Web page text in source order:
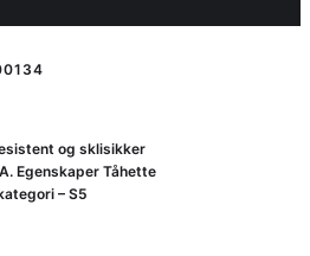
og sklisikker
Egenskaper Tåhette
– S5